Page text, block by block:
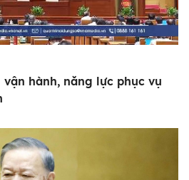
hành, năng lực phục vụ